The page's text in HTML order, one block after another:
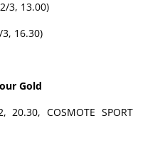
2/3, 13.00)
3, 16.30)
Gold
20.30, COSMOTE SPORT